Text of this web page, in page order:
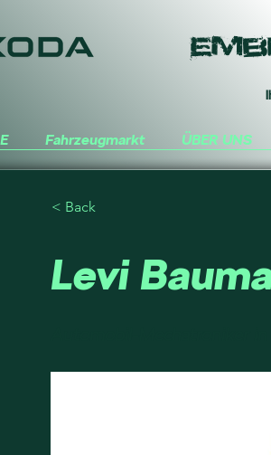
Fahrzeugmarkt ÜBER UNS
< Back
Levi